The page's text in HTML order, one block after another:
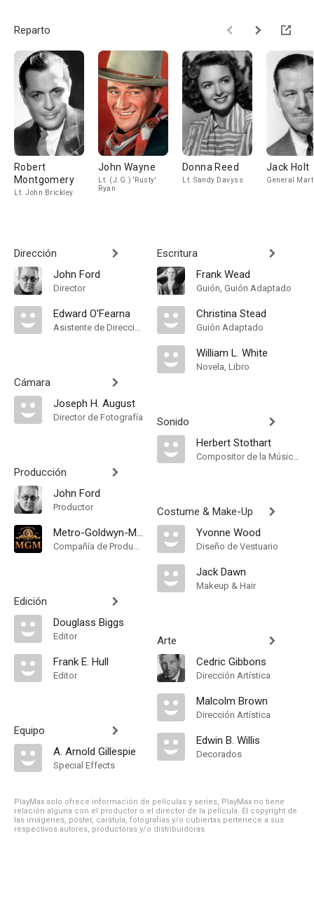
Reparto
Robert
Montgomery
Lt. John Brickley
John Wayne
Lt. (J.G.) 'Rusty'
Ryan
Donna Reed
Lt. Sandy Davyss
Jack Holt
General
Dirección
John Ford
Director
Edward O'Fearna
Asistente de Dirección
Cámara
Joseph H. August
Director de Fotografía
Producción
John Ford
Productor
Metro-Goldwyn-Mayer
Compañía de Produccion
Edición
Douglass Biggs
Editor
Frank E. Hull
Editor
Equipo
A. Arnold Gillespie
Special Effects
Escritura
Frank Wead
Guión, Guión Adaptado
Christina Stead
Guión Adaptado
William L. White
Novela, Libro
Sonido
Herbert Stothart
Compositor de la Música Original
Costume & Make-Up
Yvonne Wood
Diseño de Vestuario
Jack Dawn
Makeup & Hair
Arte
Cedric Gibbons
Dirección Artística
Malcolm Brown
Dirección Artística
Edwin B. Willis
Decorados
PlayMax solo ofrece información de películas y series, PlayMax no tiene
relación alguna con el productor o el director de la película. El copyright de
las imágenes, póster, carátula, fotografías y/o cubiertas pertenece a sus
respectivos autores, productoras y/o distribuidoras.